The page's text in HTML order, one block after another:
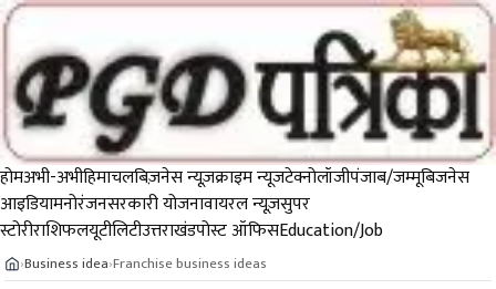
होमअभी-अभीहिमाचलबिज़नेस न्यूज़क्राइम न्यूजटेक्नोलॉजीपंजाब/जम्मूबिजनेस
आइडियामनोरंजनसरकारी योजनावायरल न्यूज़सुपर
स्टोरीराशिफलयूटीलिटीउत्तराखंडपोस्ट ऑफिसEducation/Job
›Business idea›Franchise business ideas